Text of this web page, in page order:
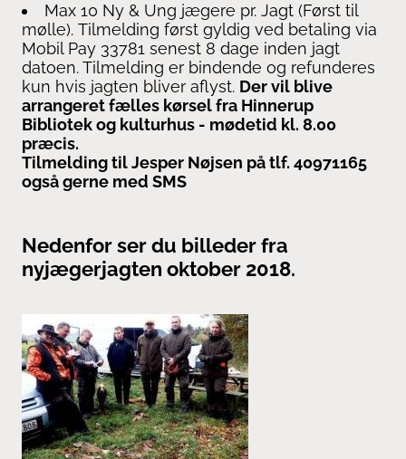
Max 10 Ny & Ung jægere pr. Jagt (Først til
mølle). Tilmelding først gyldig ved betaling via
Mobil Pay 33781 senest 8 dage inden jagt
datoen. Tilmelding er bindende og refunderes
kun hvis jagten bliver aflyst. Der vil blive
arrangeret fælles kørsel fra Hinnerup
Bibliotek og kulturhus - mødetid kl. 8.00
præcis.
Tilmelding til Jesper Nøjsen på tlf. 40971165
også gerne med SMS
Nedenfor ser du billeder fra
nyjægerjagten oktober 2018.